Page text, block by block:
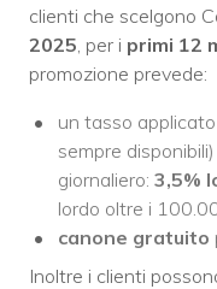
clienti che scelgono
2025 , per i primi 12
promozione prevede:
un tasso
sempre
giornaliero: 3,5%
lordo oltre i
canone gratuito
Inoltre i clienti